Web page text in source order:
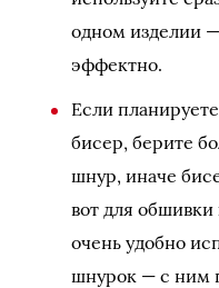
одном изделии
эффектно.
Если
бисер, берите
шнур, иначе
вот для
очень удобно
шнурок — с ним